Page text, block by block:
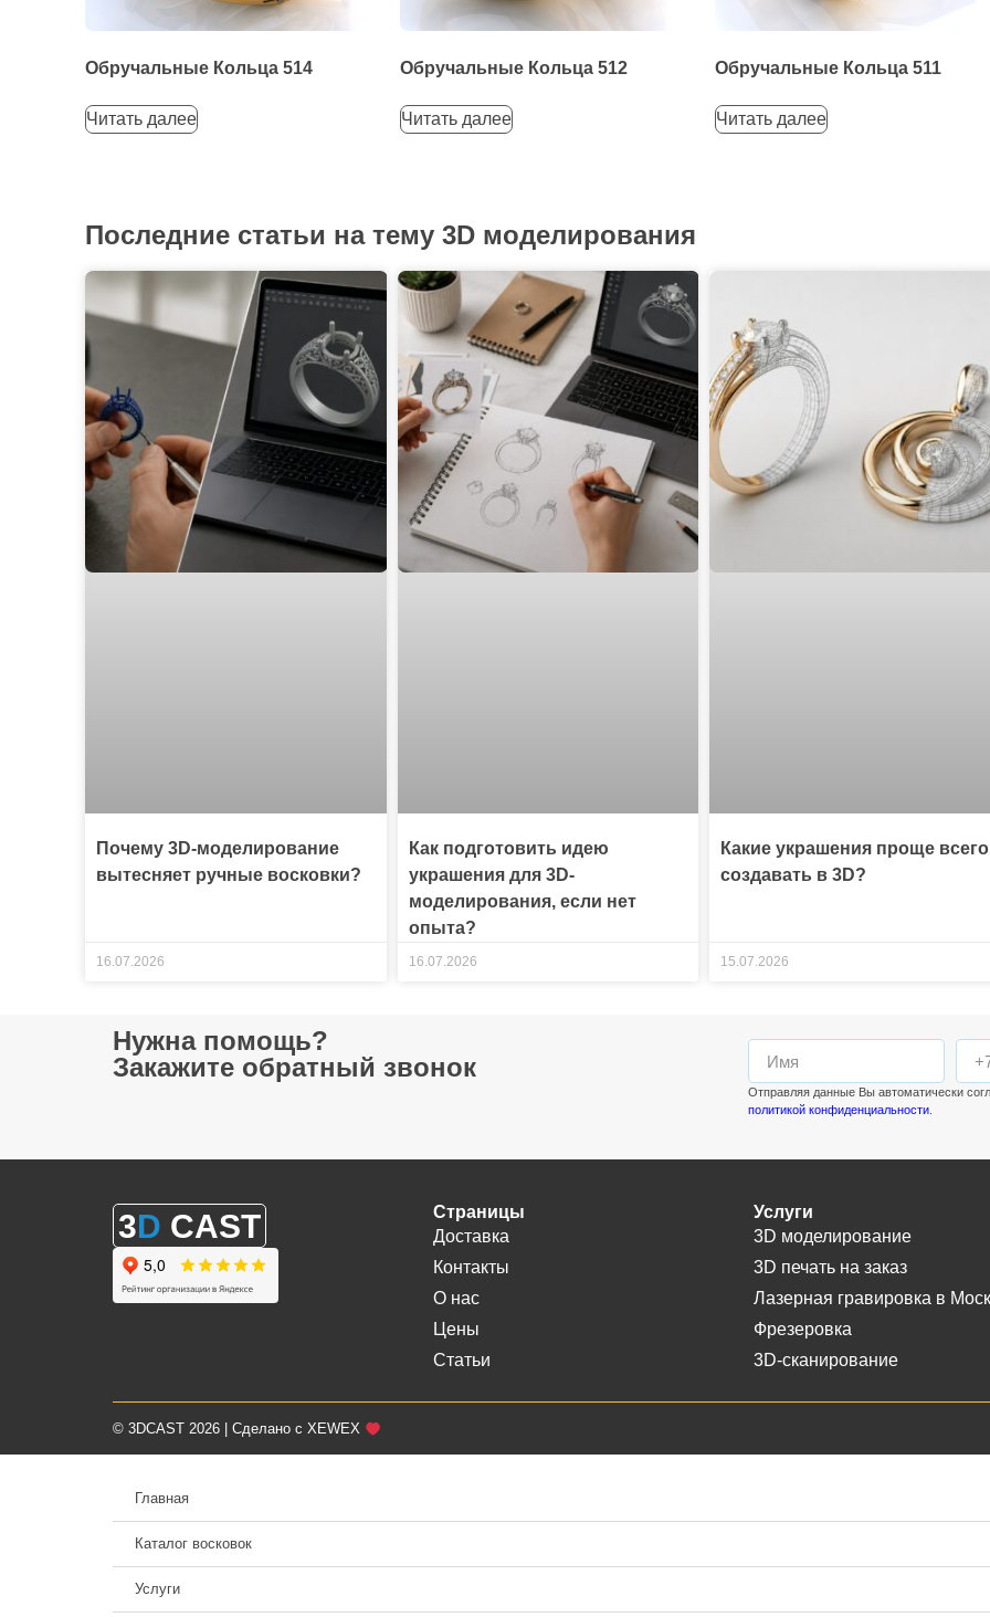
Обручальные Кольца 514
Читать далее
Обручальные Кольца 512
Читать далее
Обручальные Кольца 511
Читать далее
Последние статьи на тему 3D моделирования
Почему 3D-моделирование
вытесняет ручные восковки?
16.07.2026
Как подготовить идею
украшения для 3D-
моделирования, если нет
опыта?
16.07.2026
Какие украшения проще всего
создавать в 3D?
15.07.2026
Нужна помощь?
Закажите обратный звонок
Отправляя данные Вы автоматически
политикой конфиденциальности.
3D CAST
Страницы
Доставка
Контакты
О нас
Цены
Статьи
Услуги
3D моделирование
3D печать на заказ
Лазерная гравировка в
Фрезеровка
3D-сканирование
© 3DCAST 2026 | Сделано с XEWEX
Главная
Каталог восковок
Услуги